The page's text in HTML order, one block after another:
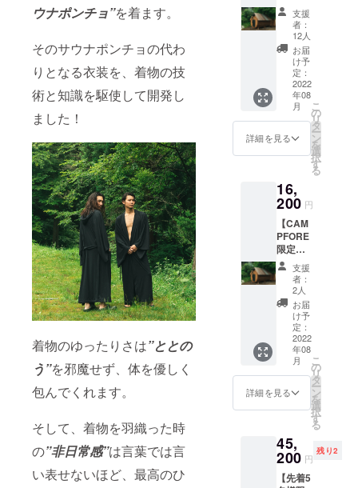
ウナポンチョ”を着ます。
そのサウナポンチョの代わ
りとなる衣装を、着物の技
術と知識を駆使して開発し
ました！
着物のゆったりさは”ととの
う”を邪魔せず、体を優しく
包んでくれます。
そして、着物を羽織った時
の”非日常感”は言葉では言
い表せないほど、最高のひ
定！】
Luontバ
レルサ
ウナ
15％OF
CAMPF
IRE限定
割引
（通常
料金
￥18,00
0）。
ナ・水
風呂・
お風呂
を3時間
堪能で
きるバ
レルサ
ウナ貸
し切り
利用チ
ケッ
ト。
「有効
期限：
2022年
9月1
日〜
名定員
とさせ
て頂き
ます。7
支援
者：
12人
お届
け予
定：
2022
年08
月
詳細を見る
こ
の
リ
タ
ー
ン
を
選
択
す
る
16,
200 円
【CAM
PFORE
限定価
格！】
Luontバ
レルサ
ウナ
10％OF
CAMPF
IRE限定
割引
（通常
料金
￥18,00
0）。
ナ・水
風呂・
お風呂
を3時間
支援
者：
2人
お届
け予
定：
2022
年08
月
詳細を見る
こ
の
リ
タ
ー
ン
を
選
択
す
る
45,
200 円
残り2
【先着5